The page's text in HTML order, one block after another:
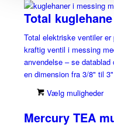
Total
Total elektriske ventiler
kraftig ventil i messing
anvendelse – se
en dimension fra 3/8" til
Vælg muligheder
Mercury TEA